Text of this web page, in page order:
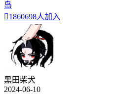
岛
1860698人加入
黑田柴犬
2024-06-10